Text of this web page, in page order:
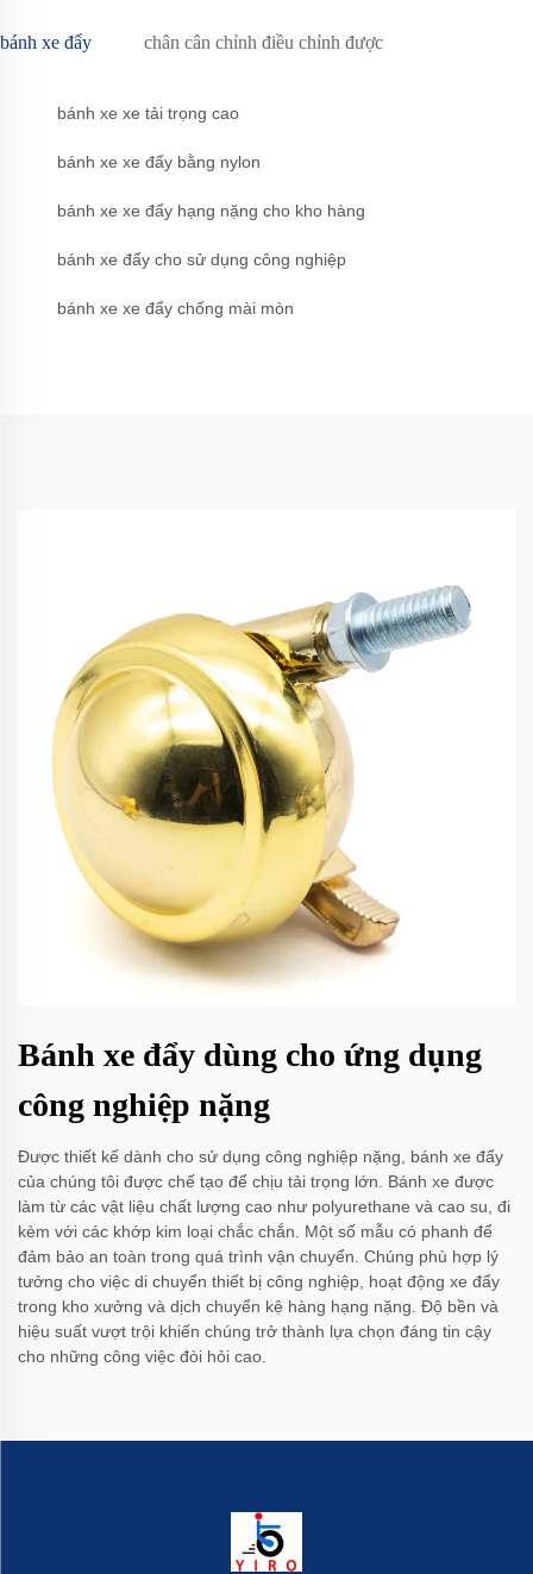
bánh xe đẩy chân cân chỉnh điều chỉnh được
bánh xe xe tải trọng cao
bánh xe xe đẩy bằng nylon
bánh xe xe đẩy hạng nặng cho kho hàng
bánh xe đẩy cho sử dụng công nghiệp
bánh xe xe đẩy chống mài mòn
Bánh xe đẩy dùng cho ứng dụng
công nghiệp nặng
Được thiết kế dành cho sử dụng công nghiệp nặng, bánh xe đẩy
của chúng tôi được chế tạo để chịu tải trọng lớn. Bánh xe được
làm từ các vật liệu chất lượng cao như polyurethane và cao su, đi
kèm với các khớp kim loại chắc chắn. Một số mẫu có phanh để
đảm bảo an toàn trong quá trình vận chuyển. Chúng phù hợp lý
tưởng cho việc di chuyển thiết bị công nghiệp, hoạt động xe đẩy
trong kho xưởng và dịch chuyển kệ hàng hạng nặng. Độ bền và
hiệu suất vượt trội khiến chúng trở thành lựa chọn đáng tin cậy
cho những công việc đòi hỏi cao.